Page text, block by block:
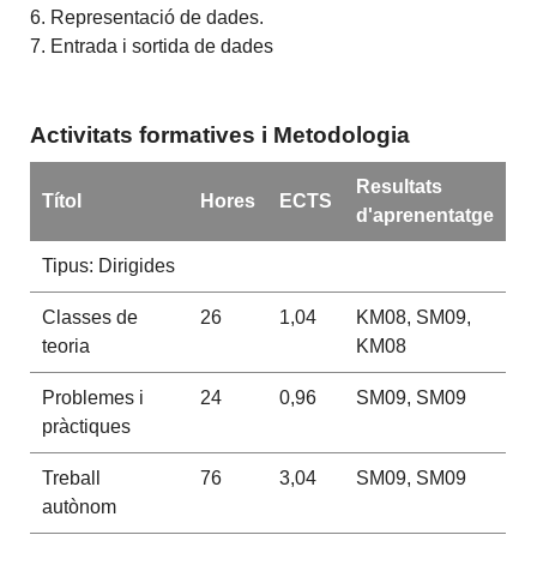
6. Representació de dades.
7. Entrada i sortida de dades
Activitats formatives i Metodologia
Títol Hores ECTS
Resultats
d'aprenentatge
Tipus: Dirigides
Classes de
teoria
26 1,04
KM08, SM09,
KM08
Problemes i
pràctiques
24 0,96 SM09, SM09
Treball
autònom
76 3,04 SM09, SM09